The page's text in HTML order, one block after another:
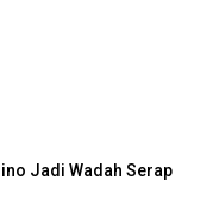
Jadi Wadah Serap